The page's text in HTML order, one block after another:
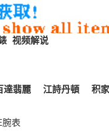
视频解说
達翡麗 江詩丹頓 积家
表